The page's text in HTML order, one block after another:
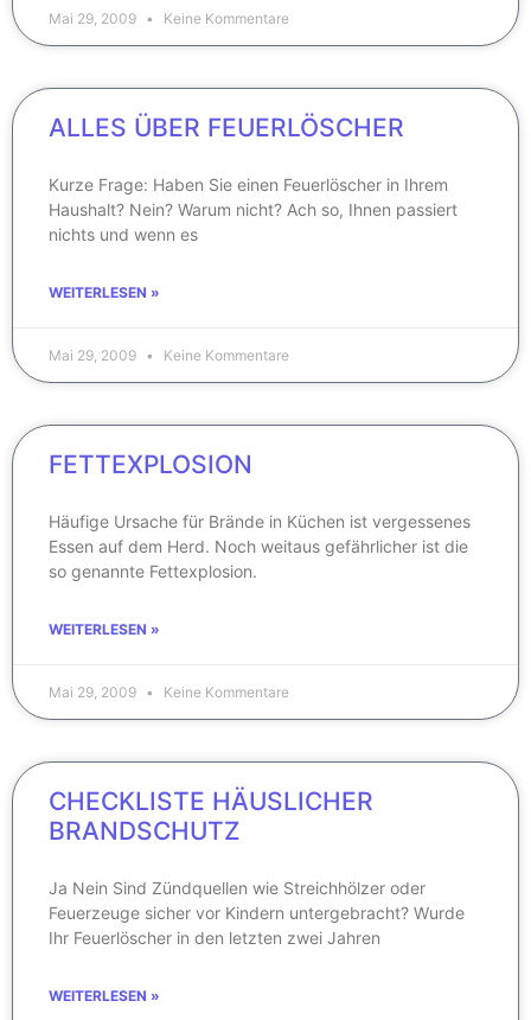
Mai 29, 2009 Keine Kommentare
ALLES ÜBER FEUERLÖSCHER
Kurze Frage: Haben Sie einen Feuerlöscher in Ihrem
Haushalt? Nein? Warum nicht? Ach so, Ihnen passiert
nichts und wenn es
WEITERLESEN »
Mai 29, 2009 Keine Kommentare
FETTEXPLOSION
Häufige Ursache für Brände in Küchen ist vergessenes
Essen auf dem Herd. Noch weitaus gefährlicher ist die
so genannte Fettexplosion.
WEITERLESEN »
Mai 29, 2009 Keine Kommentare
CHECKLISTE HÄUSLICHER
BRANDSCHUTZ
Ja Nein Sind Zündquellen wie Streichhölzer oder
Feuerzeuge sicher vor Kindern untergebracht? Wurde
Ihr Feuerlöscher in den letzten zwei Jahren
WEITERLESEN »